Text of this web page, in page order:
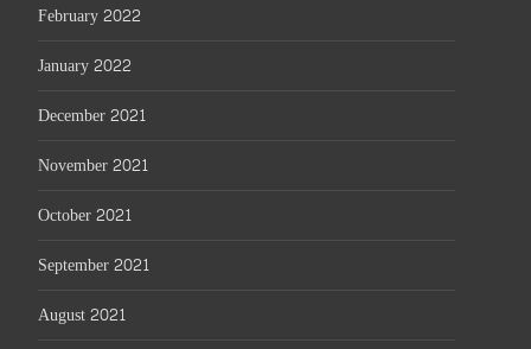
February 2022
January 2022
December 2021
November 2021
October 2021
September 2021
August 2021